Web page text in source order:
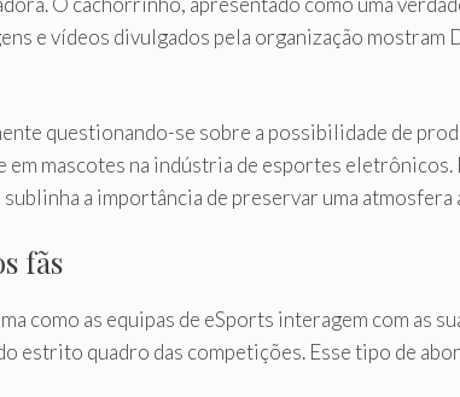
e vídeos divulgados pela organização
questionando-se sobre a possibilidade de
mascotes na indústria de esportes eletrônicos.
a importância de preservar uma atmosfera
fãs
como as equipas de eSports interagem com as
estrito quadro das competições. Esse tipo de